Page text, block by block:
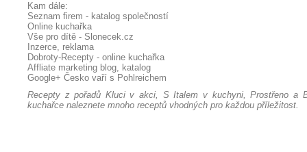
Kam dále:
Seznam firem - katalog společností
Online kuchařka
Vše pro dítě - Slonecek.cz
Inzerce, reklama
Dobroty-Recepty - online kuchařka
Affliate marketing blog, katalog
Google+ Česko vaří s Pohlreichem
Recepty z pořadů Kluci v akci, S Italem v kuchyni, Prostřeno a
kuchařce naleznete mnoho receptů vhodných pro každou příležitost.